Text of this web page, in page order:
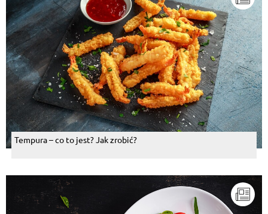
Tempura – co to jest? Jak zrobić?